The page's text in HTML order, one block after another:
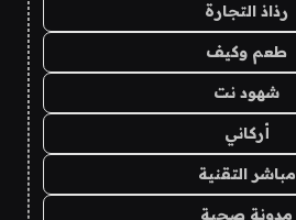
رذاذ التجارة
طعم وكيف
شهود نت
أركاني
مباشر التقنية
مدونة صحبة